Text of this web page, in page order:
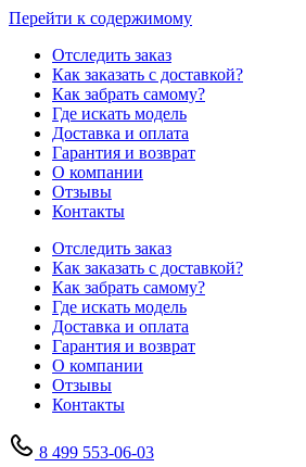
Перейти к содержимому
Отследить заказ
Как заказать с доставкой?
Как забрать самому?
Где искать модель
Доставка и оплата
Гарантия и возврат
О компании
Отзывы
Контакты
Отследить заказ
Как заказать с доставкой?
Как забрать самому?
Где искать модель
Доставка и оплата
Гарантия и возврат
О компании
Отзывы
Контакты
8 499 553-06-03